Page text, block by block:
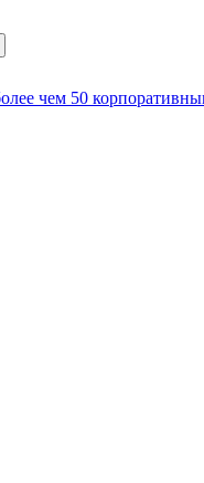
чем 50